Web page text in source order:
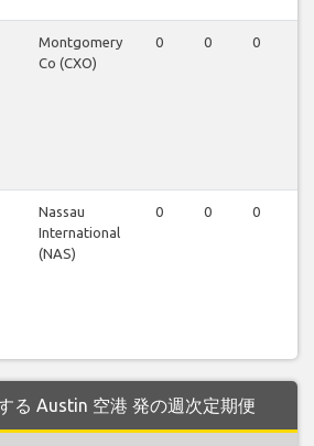
Montgomery
Co (CXO)
0 0 0
Nassau
International
(NAS)
0 0 0
る Austin 空港 発の週次定期便